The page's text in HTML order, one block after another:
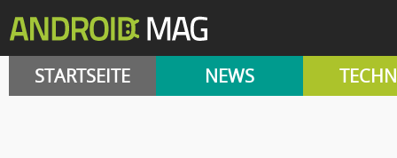
STARTSEITE NEWS